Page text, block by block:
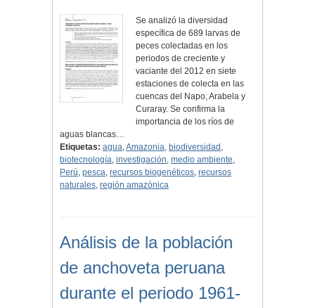
Se analizó la diversidad
específica de 689 larvas de
peces colectadas en los
periodos de creciente y
vaciante del 2012 en siete
estaciones de colecta en las
cuencas del Napo, Arabela y
Curaray. Se confirma la
importancia de los ríos de
aguas blancas…
Etiquetas: agua,Amazonia, biodiversidad ,
biotecnología, investigación, medio ambiente,
Perú, pesca, recursos biogenéticos, recursos
naturales, región amazónica
Análisis de la población
de anchoveta peruana
durante el periodo 1961-